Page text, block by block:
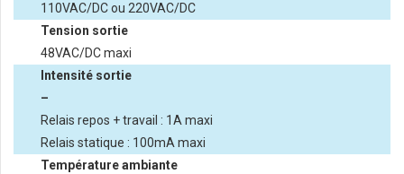
110VAC/DC ou 220VAC/DC
Tension sortie
48VAC/DC maxi
Intensité sortie
–
Relais repos + travail : 1A maxi
Relais statique : 100mA maxi
Température ambiante